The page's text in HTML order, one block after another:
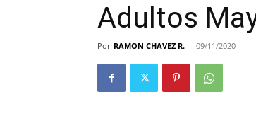
Adultos
Por RAMON CHAVEZ R. - 09/11/2020